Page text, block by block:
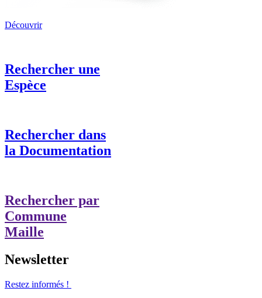
Découvrir
Rechercher une
Espèce
Rechercher dans
la Documentation
Rechercher par
Commune
Maille
Newsletter
Restez informés !